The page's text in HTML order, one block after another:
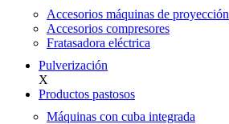
Accesorios máquinas de proyección
Accesorios compresores
Fratasadora eléctrica
Pulverización
X
Productos pastosos
Máquinas con cuba integrada